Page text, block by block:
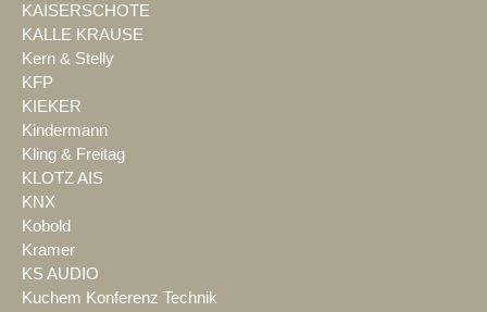
KAISERSCHOTE
KALLE KRAUSE
Kern & Stelly
KFP
KIEKER
Kindermann
Kling & Freitag
KLOTZ AIS
KNX
Kobold
Kramer
KS AUDIO
Kuchem Konferenz Technik